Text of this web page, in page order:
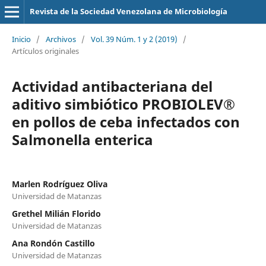
Revista de la Sociedad Venezolana de Microbiología
Inicio / Archivos / Vol. 39 Núm. 1 y 2 (2019)
/
Artículos originales
Actividad antibacteriana del
aditivo simbiótico PROBIOLEV®
en pollos de ceba infectados con
Salmonella enterica
Marlen Rodríguez Oliva
Universidad de Matanzas
Grethel Milián Florido
Universidad de Matanzas
Ana Rondón Castillo
Universidad de Matanzas